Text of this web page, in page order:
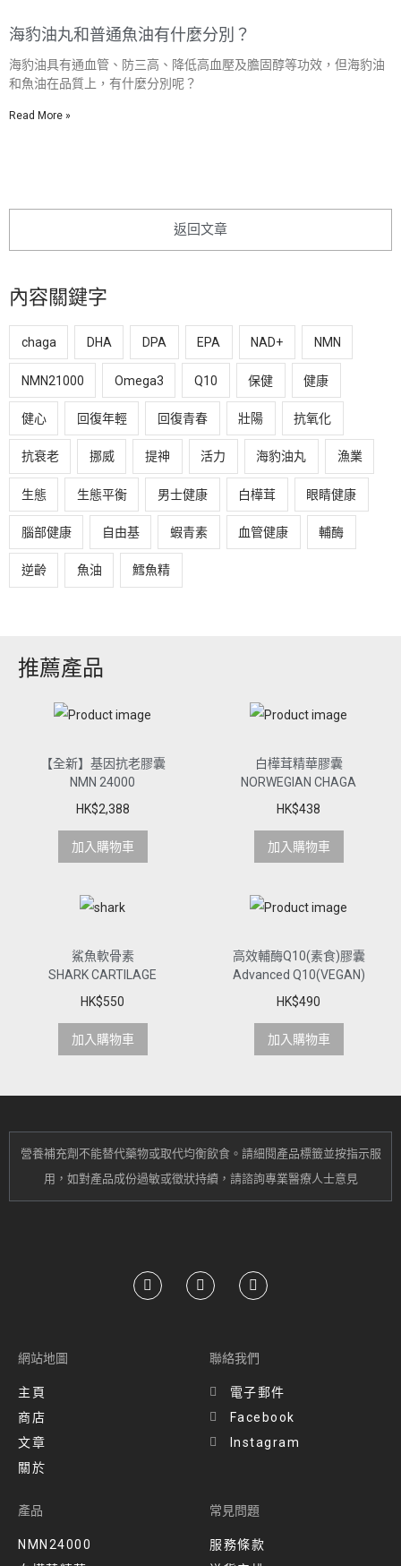
返回文章
內容關鍵字
chaga DHA DPA EPA NAD+ NMN
NMN21000 Omega3 Q10 保健 健康
健心 回復年輕 回復青春 壯陽 抗氧化
抗衰老 挪威 提神 活力 海豹油丸 漁業
生態 生態平衡 男士健康 白樺茸 眼睛健康
腦部健康 自由基 蝦青素 血管健康 輔酶
逆齡 魚油 鱈魚精
海豹油丸和普通魚油有什麼分別？
海豹油具有通血管、防三高、降低高血壓及膽固醇等功效，但海豹油
和魚油在品質上，有什麼分別呢？
Read More »
推薦產品
【全新】基因抗老膠囊
NMN 24000
HK$2,388
加入購物車
白樺茸精華膠囊
NORWEGIAN CHAGA
HK$438
加入購物車
鯊魚軟骨素
SHARK CARTILAGE
HK$550
加入購物車
高效輔酶Q10(素食)膠囊
Advanced Q10(VEGAN)
HK$490
加入購物車
營養補充劑不能替代藥物或取代均衡飲食。 請細閱產品標籤並按指示服
用， 如對產品成份過敏或徵狀持續，請諮詢專業醫療人士意見
網站地圖
主頁
商店
文章
關於
聯絡我們
電子郵件
Facebook
Instagram
產品
NMN24000
常見問題
服務條款